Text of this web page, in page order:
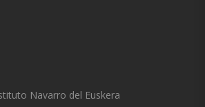
Navarro del Euskera